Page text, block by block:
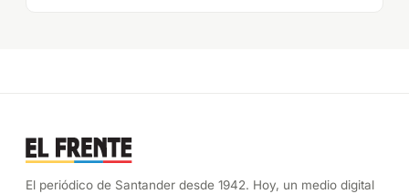
El periódico de Santander desde 1942. Hoy, un medio digital